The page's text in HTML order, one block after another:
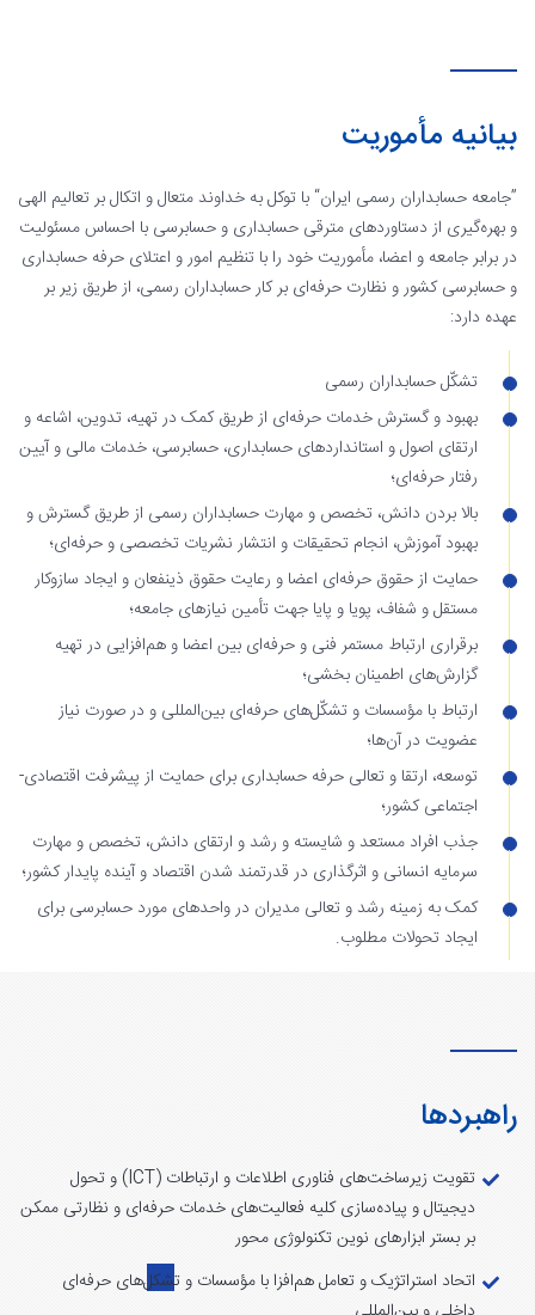
بیانیه مأموریت
”جامعه حسابداران رسمی ایران“ با توکل به خداوند متعال و اتکال بر تعالیم الهی
و بهره‌گیری از دستاوردهای مترقی حسابداری و حسابرسی با احساس مسئولیت
در برابر جامعه و اعضا، مأموریت خود را با تنظیم امور و اعتلای حرفه حسابداری
و حسابرسی کشور و نظارت حرفه‌ای بر کار حسابداران رسمی، از طریق زیر بر
عهده دارد:
تشکّل حسابداران رسمی
بهبود و گسترش خدمات حرفه‌ای از طریق کمک در تهیه، تدوین، اشاعه و
ارتقای اصول و استانداردهای حسابداری، حسابرسی، خدمات مالی و آیین
رفتار حرفه‌ای؛
بالا بردن دانش، تخصص و مهارت حسابداران رسمی از طریق گسترش و
بهبود آموزش، انجام تحقیقات و انتشار نشریات تخصصی و حرفه‌ای؛
حمایت از حقوق حرفه‌ای اعضا و رعایت حقوق ذینفعان و ایجاد سازوکار
مستقل و شفاف، پویا و پایا جهت تأمین نیازهای جامعه؛
برقراری ارتباط مستمر فنی و حرفه‌ای بین اعضا و هم‌افزایی در تهیه
گزارش‌های اطمینان بخشی؛
ارتباط با مؤسسات و تشکّل‌های حرفه‌ای بین‌المللی و در صورت نیاز
عضویت در آن‌ها؛
توسعه، ارتقا و تعالی حرفه حسابداری برای حمایت از پیشرفت اقتصادی-
اجتماعی کشور؛
جذب افراد مستعد و شایسته و رشد و ارتقای دانش، تخصص و مهارت
سرمایه انسانی و اثرگذاری در قدرتمند شدن اقتصاد و آینده پایدار کشور؛
کمک به زمینه رشد و تعالی مدیران در واحدهای مورد حسابرسی برای
ایجاد تحولات مطلوب.
راهبردها
تقویت زیرساخت‌های فناوری اطلاعات و ارتباطات (ICT) و تحول
دیجیتال و پیاده‌سازی کلیه فعالیت‌های خدمات حرفه‌ای و نظارتی ممکن
بر بستر ابزارهای نوین تکنولوژی محور
اتحاد استراتژیک و تعامل هم‌افزا با مؤسسات و تشکل‌های حرفه‌ای